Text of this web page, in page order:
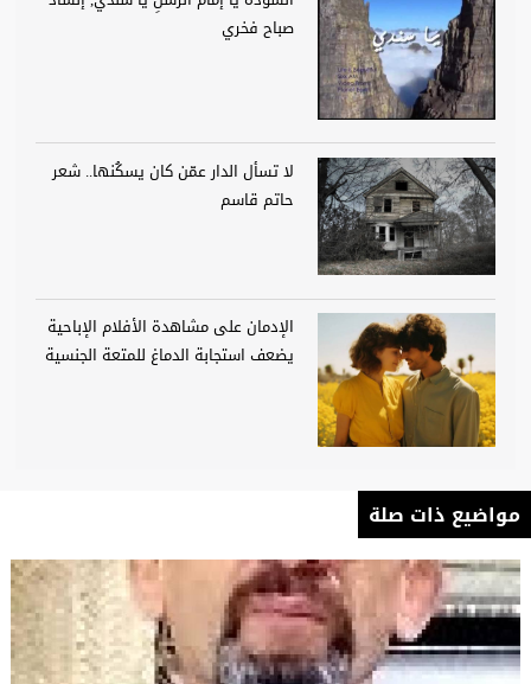
صباح فخري
لا تسأل الدار عمّن كان يسكُنها.. شعر
حاتم قاسم
الإدمان على مشاهدة الأفلام الإباحية
يضعف استجابة الدماغ للمتعة الجنسية
مواضيع ذات صلة